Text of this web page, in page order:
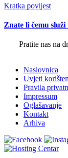
Kratka povijest
Znate li čemu
Pratite nas na
Naslovnica
Uvjeti
Pravila
Impressum
Oglašavanje
Kontakt
Arhiva